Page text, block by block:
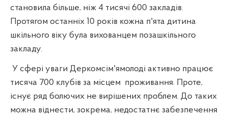
становила більше, ніж 4 тисячі 600 закладів.
Протягом останніх 10 років кожна п'ята дитина
шкільного віку була вихованцем позашкільного
закладу.
У сфері уваги Деркомсім'ямолоді активно працює
тисяча 700 клубів за місцем проживання. Проте,
існує ряд болючих не вирішених проблем. До таких
можна віднести, зокрема, недостатнє забезпечення